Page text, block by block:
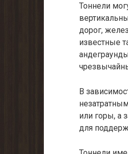
Тоннели
дорог,
известные
В
или горы, а
для